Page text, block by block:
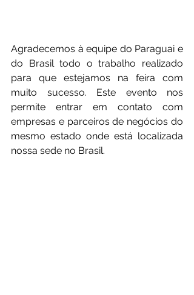
Agradecemos à equipe do Paraguai e
do Brasil todo o trabalho realizado
para que estejamos na feira com
muito sucesso. Este evento nos
permite entrar em contato com
empresas e parceiros de negócios do
mesmo estado onde está localizada
nossa sede no Brasil.